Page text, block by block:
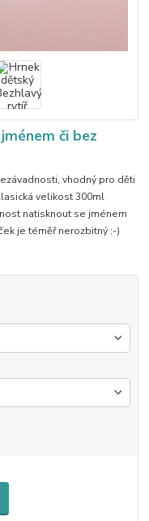
či bez
vhodný pro děti
velikost 300ml
natisknout se jménem
je téměř nerozbitný :-)